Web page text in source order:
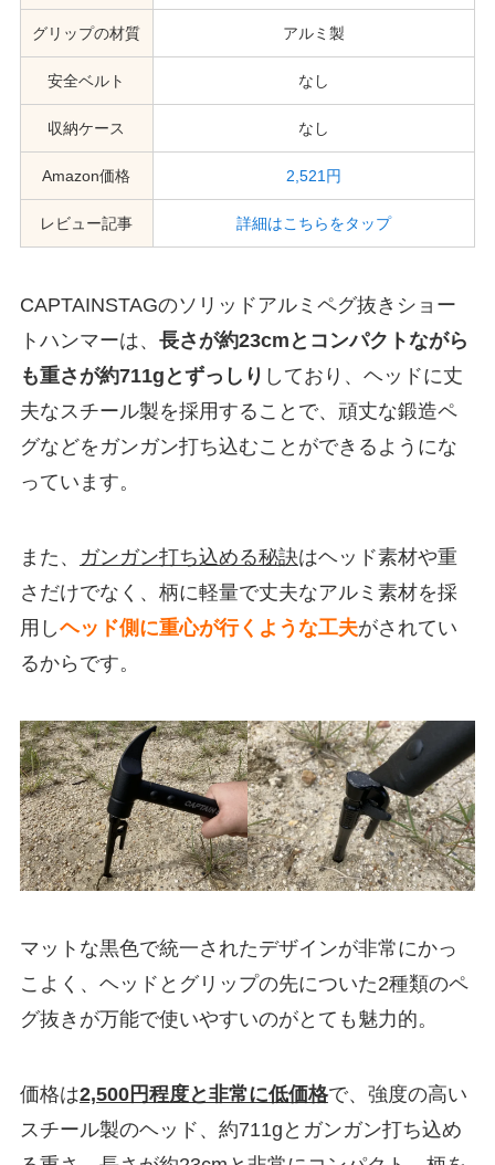
グリップの材質 アルミ製
安全ベルト なし
収納ケース なし
Amazon価格 2,521円
レビュー記事 詳細はこちらをタップ
CAPTAINSTAGのソリッドアルミペグ抜きショー
トハンマーは、 長さが約23cmとコンパクトながら
も重さが約711gとずっしり しており、ヘッドに丈
夫なスチール製を採用することで、頑丈な鍛造ペ
グなどをガンガン打ち込むことができるようにな
っています。
また、 ガンガン打ち込める秘訣はヘッド素材や重
さだけでなく、柄に軽量で丈夫なアルミ素材を採
用しヘッド側に重心が行くような工夫がされてい
るからです。
マットな黒色で統一されたデザインが非常にかっ
こよく、ヘッドとグリップの先についた2種類のペ
グ抜きが万能で使いやすいのがとても魅力的。
価格は2,500円程度と非常に低価格で、強度の高い
スチール製のヘッド、約711gとガンガン打ち込め